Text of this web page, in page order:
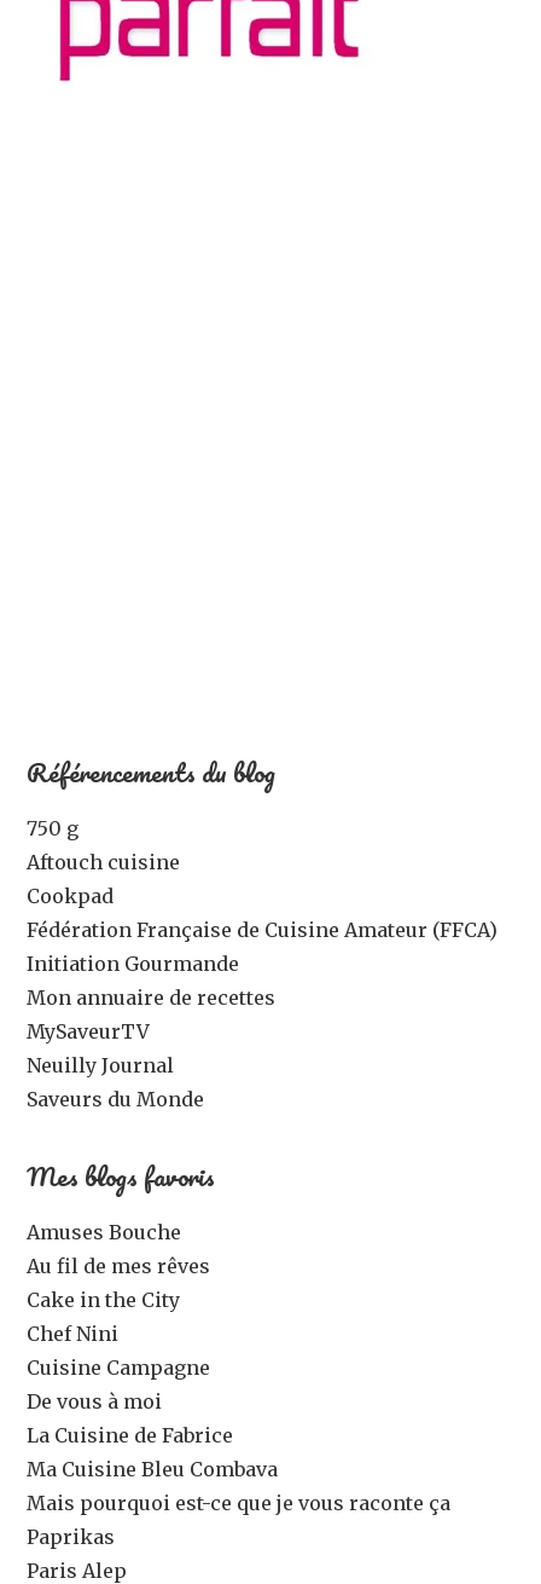
Référencements du blog
750 g
Aftouch cuisine
Cookpad
Fédération Française de Cuisine Amateur (FFCA)
Initiation Gourmande
Mon annuaire de recettes
MySaveurTV
Neuilly Journal
Saveurs du Monde
Mes blogs favoris
Amuses Bouche
Au fil de mes rêves
Cake in the City
Chef Nini
Cuisine Campagne
De vous à moi
La Cuisine de Fabrice
Ma Cuisine Bleu Combava
Mais pourquoi est-ce que je vous raconte ça
Paprikas
Paris Alep